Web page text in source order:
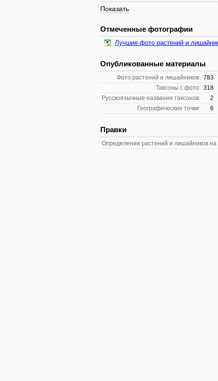
Показать
Отмеченные фотографии
Лучшие фото растений и
Опубликованные материалы
Фото растений и лишайников: 783
Таксоны с фото: 318
Русскоязычные названия таксонов:
2
Географические точки:
6
Правки
Определения растений и лишайников